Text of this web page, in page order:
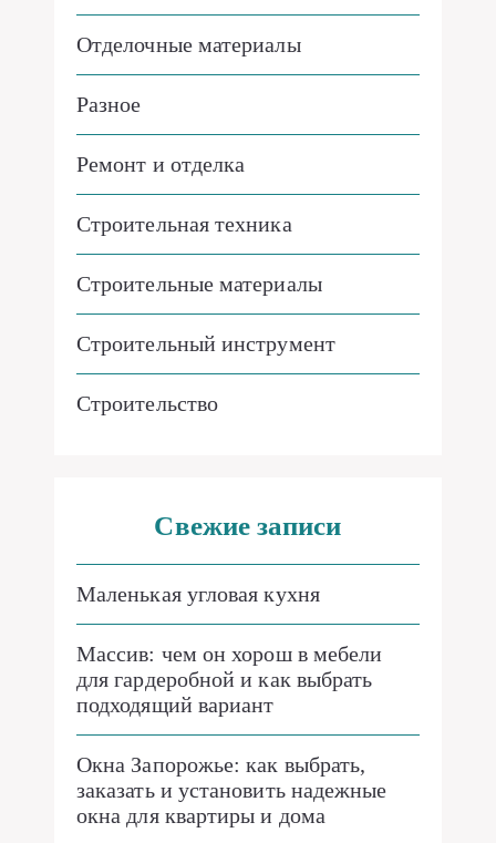
Отделочные материалы
Разное
Ремонт и отделка
Строительная техника
Строительные материалы
Строительный инструмент
Строительство
Свежие записи
Маленькая угловая кухня
Массив: чем он хорош в мебели
для гардеробной и как выбрать
подходящий вариант
Окна Запорожье: как выбрать,
заказать и установить надежные
окна для квартиры и дома